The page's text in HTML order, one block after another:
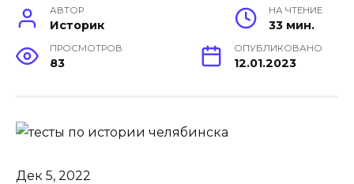
АВТОР
Историк
НА ЧТЕНИЕ
33 мин.
ПРОСМОТРОВ
83
ОПУБЛИКОВАНО
12.01.2023
Дек 5, 2022